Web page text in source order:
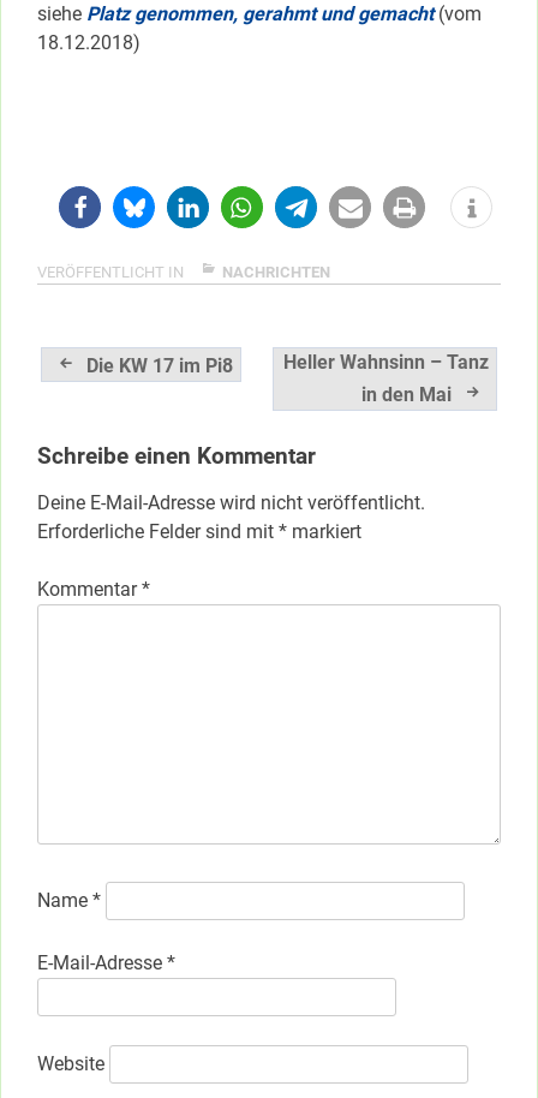
siehe Platz genommen, gerahmt und gemacht(vom
18.12.2018)
VERÖFFENTLICHT IN NACHRICHTEN
Beitragsnavigation
Die KW 17 im Pi8
Heller Wahnsinn – Tanz
in den Mai
Schreibe einen Kommentar
Deine E-Mail-Adresse wird nicht veröffentlicht.
Erforderliche Felder sind mit * markiert
Kommentar*
Name *
E-Mail-Adresse *
Website